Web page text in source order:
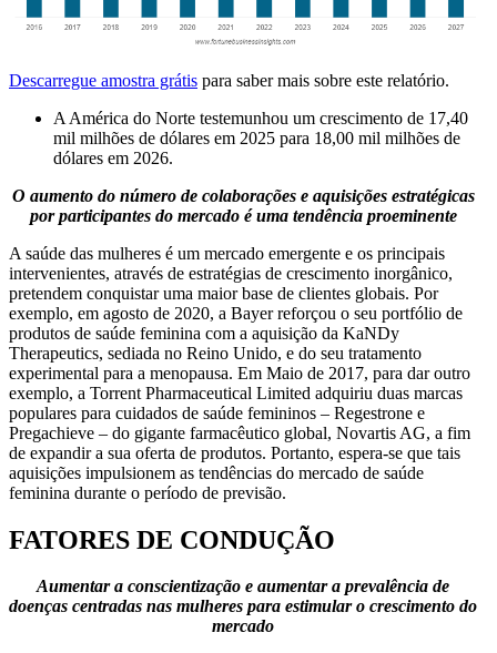
Descarregue amostra grátis para saber mais sobre este relatório.
A América do Norte testemunhou um crescimento de 17,40
mil milhões de dólares em 2025 para 18,00 mil milhões de
dólares em 2026.
O aumento do número de colaborações e aquisições estratégicas
por participantes do mercado é uma tendência proeminente
A saúde das mulheres é um mercado emergente e os principais
intervenientes, através de estratégias de crescimento inorgânico,
pretendem conquistar uma maior base de clientes globais. Por
exemplo, em agosto de 2020, a Bayer reforçou o seu portfólio de
produtos de saúde feminina com a aquisição da KaNDy
Therapeutics, sediada no Reino Unido, e do seu tratamento
experimental para a menopausa. Em Maio de 2017, para dar outro
exemplo, a Torrent Pharmaceutical Limited adquiriu duas marcas
populares para cuidados de saúde femininos – Regestrone e
Pregachieve – do gigante farmacêutico global, Novartis AG, a fim
de expandir a sua oferta de produtos. Portanto, espera-se que tais
aquisições impulsionem as tendências do mercado de saúde
feminina durante o período de previsão.
FATORES DE CONDUÇÃO
Aumentar a conscientização e aumentar a prevalência de
doenças centradas nas mulheres para estimular o crescimento do
mercado